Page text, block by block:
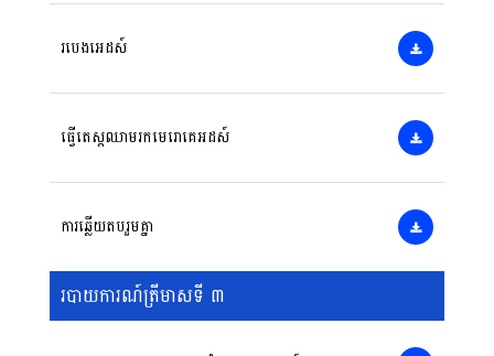
របេងអេដស៍
ធ្វើតេស្តឈាមរកមេរោគេអដស៍
ការឆ្លើយតបរួមគ្នា
របាយការណ៍ត្រីមាសទី ៣